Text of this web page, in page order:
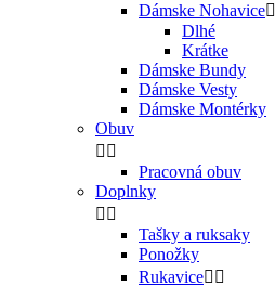
Dámske Nohavice
Dlhé
Krátke
Dámske Bundy
Dámske Vesty
Dámske Montérky
Obuv
 
Pracovná obuv
Doplnky
 
Tašky a ruksaky
Ponožky
Rukavice 